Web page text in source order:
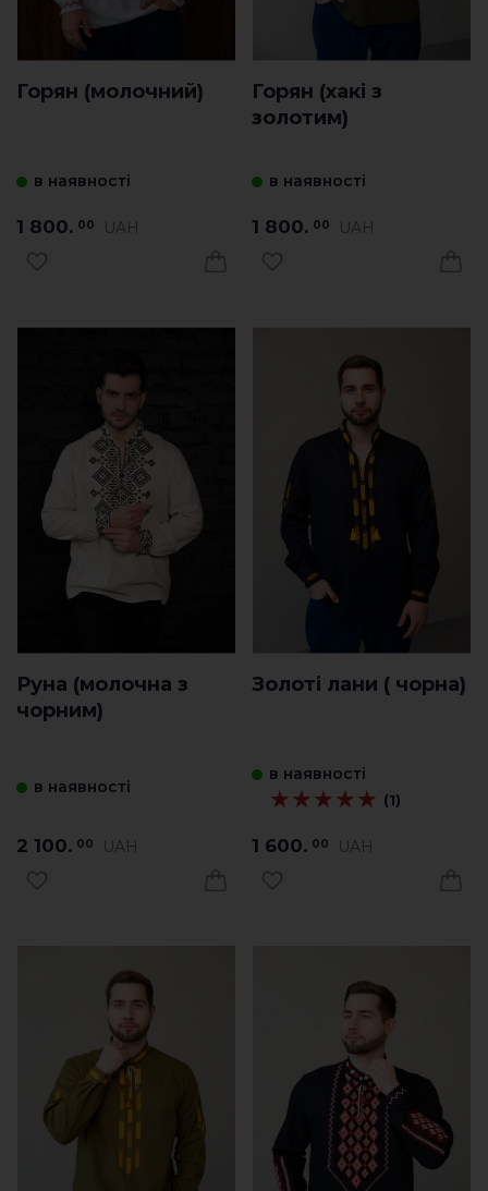
Горян (молочний)
в наявності
1 800. 00 UAH
Горян (хакі з
золотим)
в наявності
1 800. 00 UAH
Руна (молочна з
чорним)
в наявності
2 100. 00 UAH
Золоті лани ( чорна)
в наявності
★★★★★
★★★★★ (1)
1 600. 00 UAH